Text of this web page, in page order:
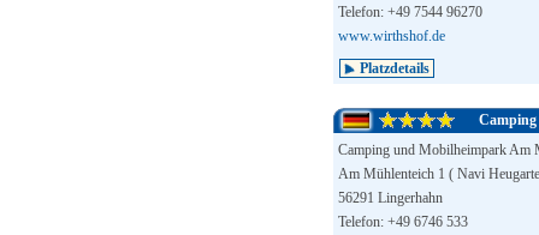
Telefon: +49 7544 96270
www.wirthshof.de
Platzdetails
Camping und Mobilheimpark Am
Am Mühlenteich 1 ( Navi
56291 Lingerhahn
Telefon: +49 6746 533